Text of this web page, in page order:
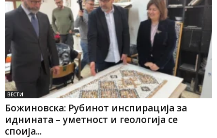
ВЕСТИ
Божиновска: Рубинот инспирација за
иднината – уметност и геологија се
споија...